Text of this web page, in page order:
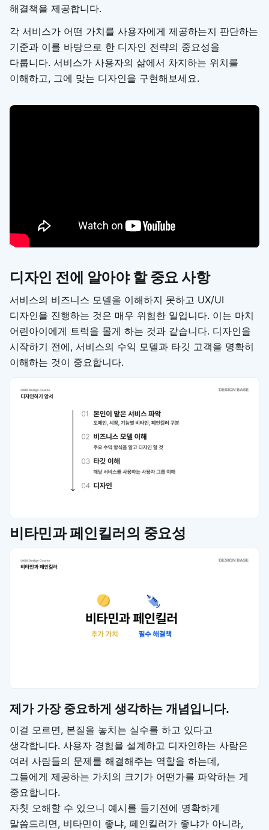
해결책을 제공합니다.
각 서비스가 어떤 가치를 사용자에게 제공하는지 판단하는
기준과 이를 바탕으로 한 디자인 전략의 중요성을
다룹니다. 서비스가 사용자의 삶에서 차지하는 위치를
이해하고, 그에 맞는 디자인을 구현해보세요.
디자인 전에 알아야 할 중요 사항
서비스의 비즈니스 모델을 이해하지 못하고 UX/UI
디자인을 진행하는 것은 매우 위험한 일입니다. 이는 마치
어린아이에게 트럭을 몰게 하는 것과 같습니다. 디자인을
시작하기 전에, 서비스의 수익 모델과 타깃 고객을 명확히
이해하는 것이 중요합니다.
비타민과 페인킬러의 중요성
제가 가장 중요하게 생각하는 개념입니다.
이걸 모르면, 본질을 놓치는 실수를 하고 있다고
생각합니다. 사용자 경험을 설계하고 디자인하는 사람은
여러 사람들의 문제를 해결해주는 역할을 하는데,
그들에게 제공하는 가치의 크기가 어떤가를 파악하는 게
중요합니다.
자칫 오해할 수 있으니 예시를 들기전에 명확하게
말씀드리면, 비타민이 좋냐, 페인킬러가 좋냐가 아니라,